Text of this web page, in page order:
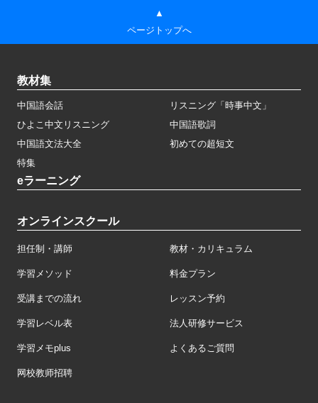
▲
ページトップへ
教材集
中国語会話
リスニング「時事中文」
ひよこ中文リスニング
中国語歌詞
中国語文法大全
初めての超短文
特集
eラーニング
オンラインスクール
担任制・講師 教材・カリキュラム
学習メソッド 料金プラン
受講までの流れ レッスン予約
学習レベル表 法人研修サービス
学習メモplus よくあるご質問
网校教师招聘